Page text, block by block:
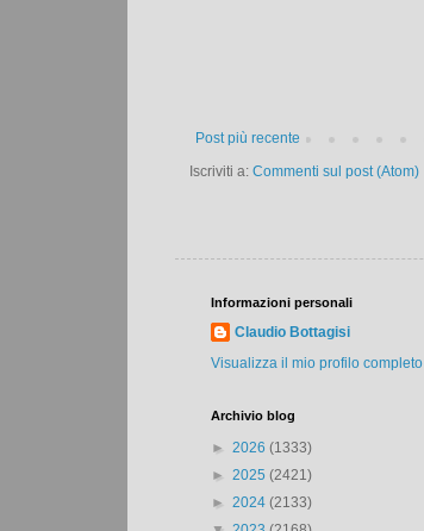
Post più recente
Iscriviti a: Commenti sul post (Atom)
Informazioni personali
Claudio Bottagisi
Visualizza il mio profilo completo
Archivio blog
► 2026 (1333)
► 2025 (2421)
► 2024 (2133)